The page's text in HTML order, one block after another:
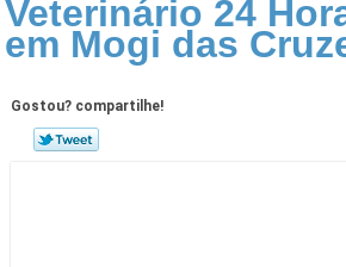
Veterinário 24
em Mogi das
Gostou? compartilhe!